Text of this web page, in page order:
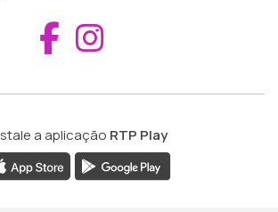
Aceder ao
a aplicação RTP Play